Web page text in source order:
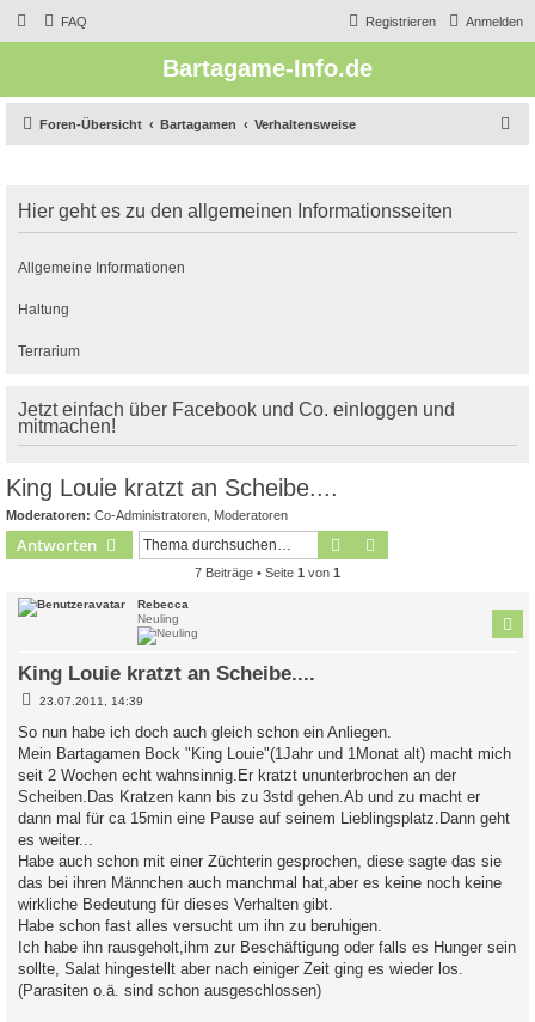
FAQ Anmelden
Registrieren
Bartagame-Info.de
Foren-Übersicht Bartagamen Verhaltensweise
e
Hier geht es zu den allgemeinen Informationsseiten
Allgemeine Informationen
Haltung
Terrarium
Jetzt einfach über Facebook und Co. einloggen und
mitmachen!
King Louie kratzt an Scheibe....
Moderatoren: Co-Administratoren Moderatoren
Antworten Suche
7 Beiträge • Seite 1 von 1
Rebecca
Neuling
King Louie kratzt an Scheibe....
B
t
r
a
g
23.07.2011, 14:39
So nun habe ich doch auch gleich schon ein Anliegen.
Mein Bartagamen Bock "King Louie"(1Jahr und 1Monat alt) macht mich
seit 2 Wochen echt wahnsinnig.Er kratzt ununterbrochen an der
Scheiben.Das Kratzen kann bis zu 3std gehen.Ab und zu macht er
dann mal für ca 15min eine Pause auf seinem Lieblingsplatz.Dann geht
es weiter...
Habe auch schon mit einer Züchterin gesprochen, diese sagte das sie
das bei ihren Männchen auch manchmal hat,aber es keine noch keine
wirkliche Bedeutung für dieses Verhalten gibt.
Habe schon fast alles versucht um ihn zu beruhigen.
Ich habe ihn rausgeholt,ihm zur Beschäftigung oder falls es Hunger sein
sollte, Salat hingestellt aber nach einiger Zeit ging es wieder los.
(Parasiten o.ä. sind schon ausgeschlossen)